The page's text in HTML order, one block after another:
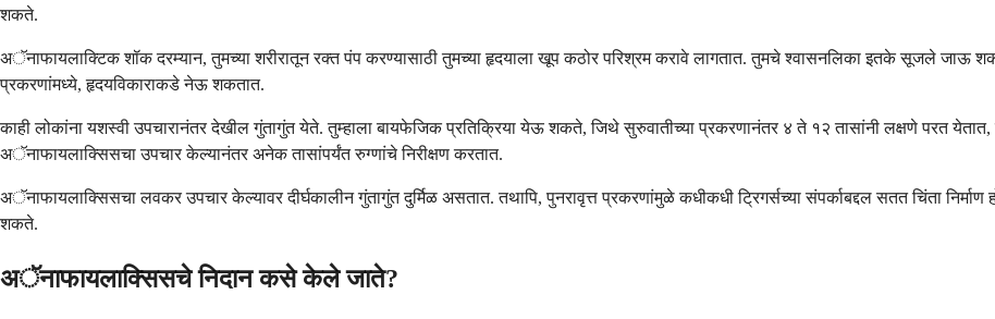
शकते.
अॅनाफायलाक्टिक शॉक दरम्यान, तुमच्या शरीरातून रक्त पंप करण्यासाठी तुमच्या हृदयाला खूप कठोर परिश्रम करावे लागतात. तुमचे श्वासनलिका इतके सूजले जाऊ
प्रकरणांमध्ये, हृदयविकाराकडे नेऊ शकतात.
काही लोकांना यशस्वी उपचारानंतर देखील गुंतागुंत येते. तुम्हाला बायफेजिक प्रतिक्रिया येऊ शकते, जिथे सुरुवातीच्या प्रकरणानंतर ४ ते १२ तासांनी लक्षणे परत येतात,
अॅनाफायलाक्सिसचा उपचार केल्यानंतर अनेक तासांपर्यंत रुग्णांचे निरीक्षण करतात.
अॅनाफायलाक्सिसचा लवकर उपचार केल्यावर दीर्घकालीन गुंतागुंत दुर्मिळ असतात. तथापि, पुनरावृत्त प्रकरणांमुळे कधीकधी ट्रिगर्सच्या संपर्काबद्दल सतत चिंता
शकते.
अॅनाफायलाक्सिसचे निदान कसे केले जाते?